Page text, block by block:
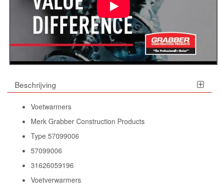
Beschrijving
Voetwarmers
Merk Grabber Construction Products
Type 57099006
57099006
31626059196
Voetverwarmers